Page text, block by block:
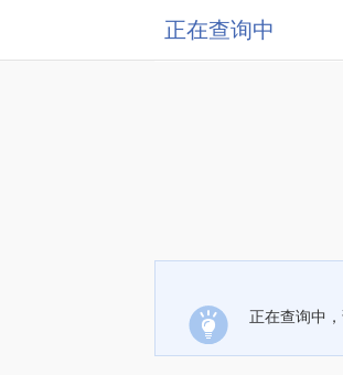
正在查询中
正在查询中